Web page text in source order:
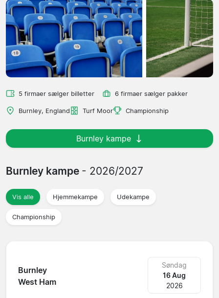
5 firmaer sælger billetter 6 firmaer sælger pakker
Burnley, England Turf Moor Championship
Burnley kampe
Burnley kampe - 2026/2027
Vis alle Hjemmekampe Udekampe
Championship
Burnley
West Ham
Søndag
16 Aug
2026